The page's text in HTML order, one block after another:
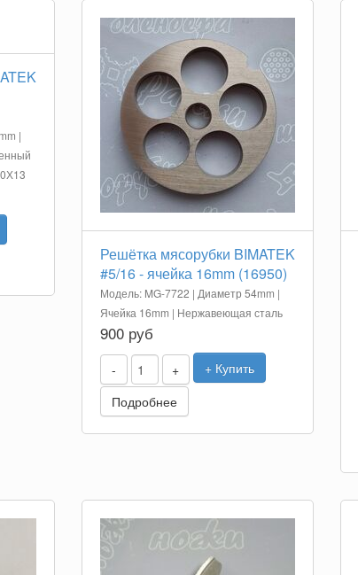
|
Решётка мясорубки BIMATEK
#5/16 - ячейка 16mm (16950)
Модель: MG-7722 | Диаметр 54mm |
Ячейка 16mm | Нержавеющая сталь
900 руб
- +
+ Купить
Подробнее